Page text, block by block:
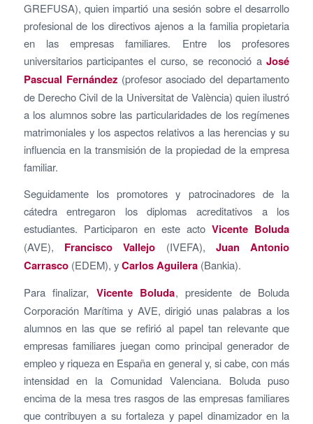
GREFUSA), quien impartió una sesión sobre el desarrollo
profesional de los directivos ajenos a la familia propietaria
en las empresas familiares. Entre los profesores
universitarios participantes el curso, se reconoció aJosé
Pascual Fernández(profesor asociado del departamento
de Derecho Civil de la Universitat de València) quien ilustró
a los alumnos sobre las particularidades de los regímenes
matrimoniales y los aspectos relativos a las herencias y su
influencia en la transmisión de la propiedad de la empresa
familiar.
Seguidamente los promotores y patrocinadores de la
cátedra entregaron los diplomas acreditativos a los
estudiantes. Participaron en este actoVicente Boluda
(AVE), Francisco Vallejo (IVEFA),Juan Antonio
Carrasco(EDEM), yCarlos Aguilera(Bankia).
Para finalizar, Vicente Boluda, presidente de Boluda
Corporación Marítima y AVE, dirigió unas palabras a los
alumnos en las que se refirió al papel tan relevante que
empresas familiares juegan como principal generador de
empleo y riqueza en España en general y, si cabe, con más
intensidad en la Comunidad Valenciana. Boluda puso
encima de la mesa tres rasgos de las empresas familiares
que contribuyen a su fortaleza y papel dinamizador en la